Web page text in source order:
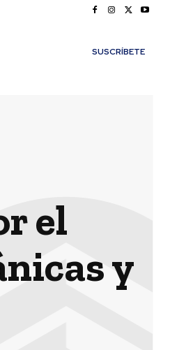
SUSCRÍBETE
el
y